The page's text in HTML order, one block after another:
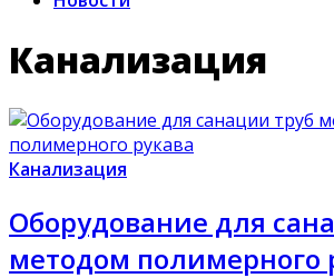
Канализация
Канализация
Оборудование для
методом полимерного